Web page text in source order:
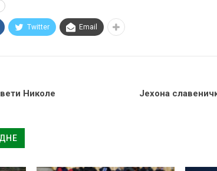
Twitter Email
Николе Јехона